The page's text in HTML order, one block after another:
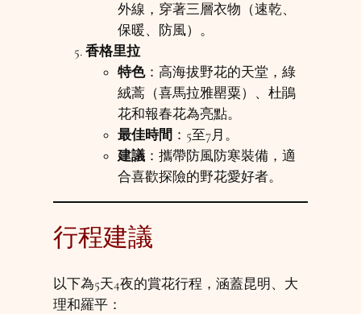
外線，穿著三層衣物（速乾、
保暖、防風）。
香格里拉
特色：高海拔野花的天堂，綠
絨蒿（喜馬拉雅罌粟）、杜鵑
花和報春花為亮點。
最佳時間 ：5至7月。
建議 ：攜帶防風防寒裝備，適
合喜歡探險的野花愛好者。
行程建議
以下為5天4夜的賞花行程，涵蓋昆明、大
理和羅平：